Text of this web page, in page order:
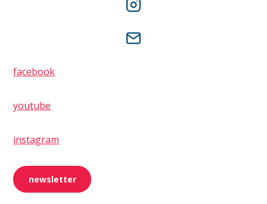
facebook
youtube
instagram
newsletter